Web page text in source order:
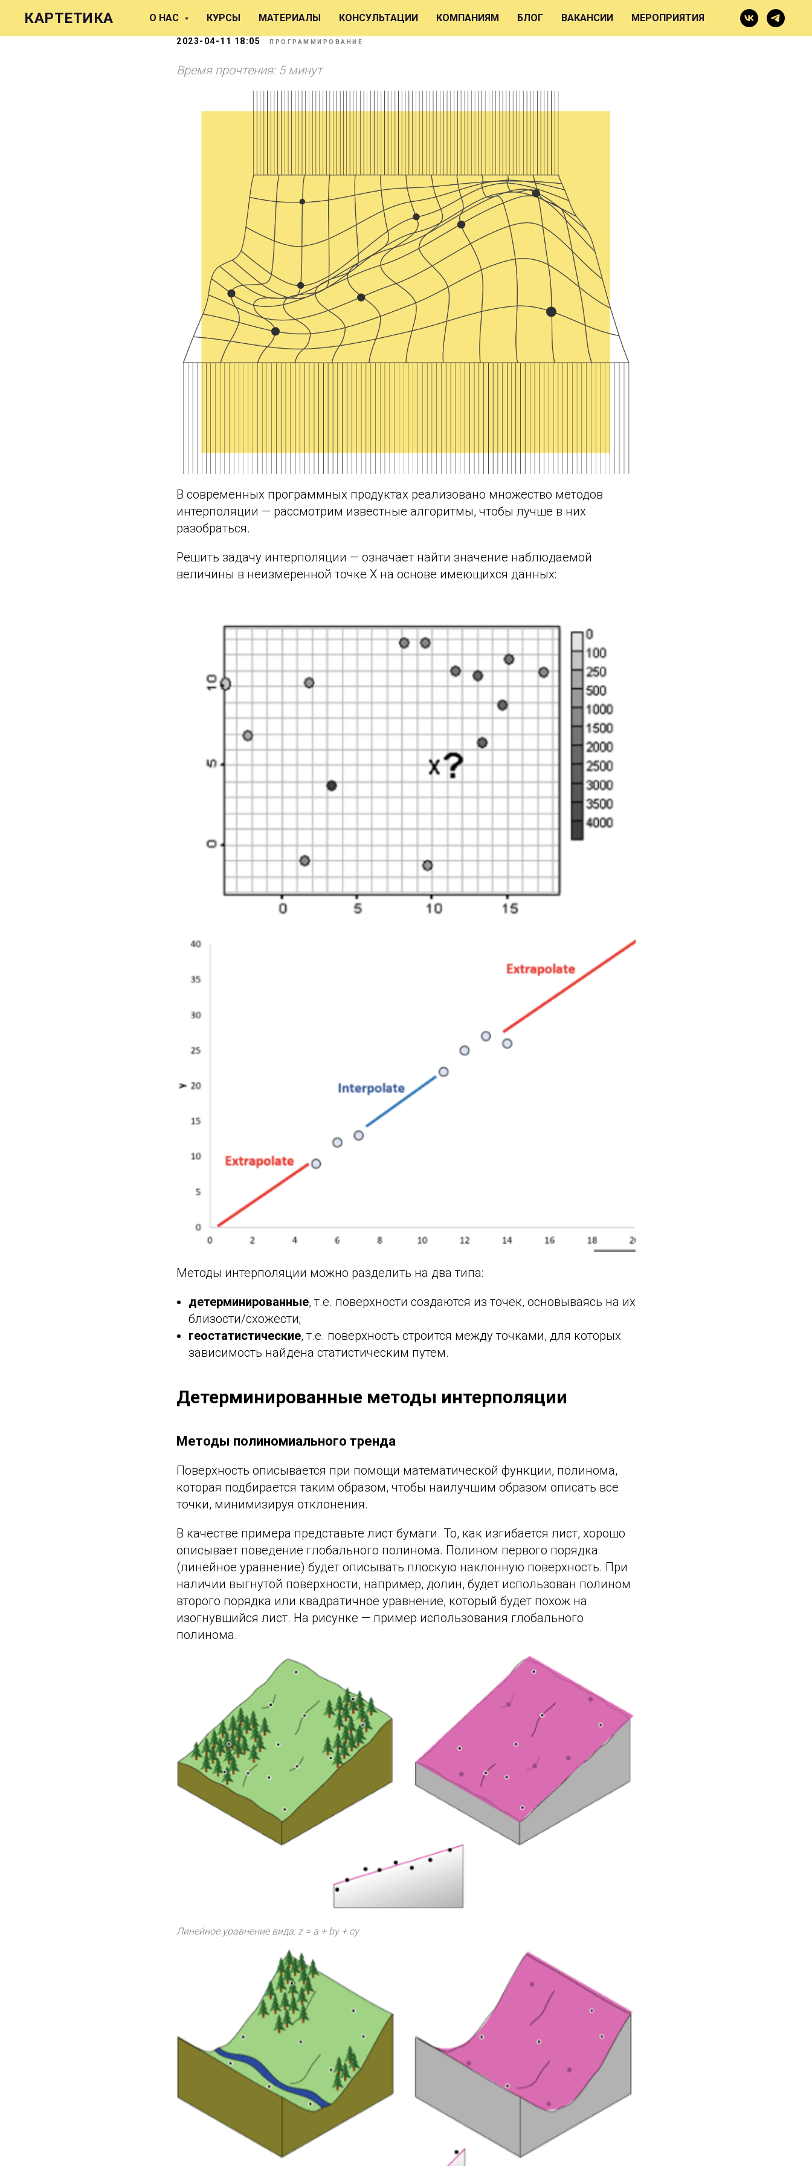
КАРТЕТИКА О НАС КУРСЫ МАТЕРИАЛЫ КОНСУЛЬТАЦИИ КОМПАНИЯМ БЛОГ ВАКАНСИИ МЕРОПРИЯТИЯ
Краткий обзор алгоритмов интерполяции
2023-04-11 18:05 ПРОГРАММИРОВАНИЕ
Время прочтения: 5 минут
В современных программных продуктах реализовано множество методов
интерполяции — рассмотрим известные алгоритмы, чтобы лучше в них
разобраться.
Решить задачу интерполяции — означает найти значение наблюдаемой
величины в неизмеренной точке Х на основе имеющихся данных:
Методы интерполяции можно разделить на два типа:
детерминированные, т.е. поверхности создаются из точек, основываясь на их
близости/схожести;
геостатистические, т.е. поверхность строится между точками, для которых
зависимость найдена статистическим путем.
Детерминированные методы интерполяции
Методы полиномиального тренда
Поверхность описывается при помощи математической функции, полинома,
которая подбирается таким образом, чтобы наилучшим образом описать все
точки, минимизируя отклонения.
В качестве примера представьте лист бумаги. То, как изгибается лист, хорошо
описывает поведение глобального полинома. Полином первого порядка
(линейное уравнение) будет описывать плоскую наклонную поверхность. При
наличии выгнутой поверхности, например, долин, будет использован полином
второго порядка или квадратичное уравнение, который будет похож на
изогнувшийся лист. На рисунке — пример использования глобального
полинома.
Линейное уравнение вида: z = a + by + cy